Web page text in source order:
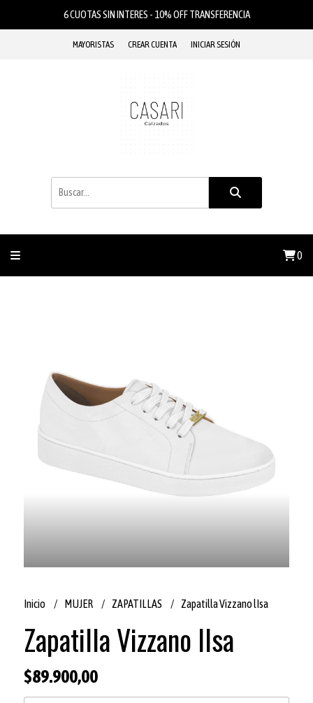
6 CUOTAS SIN INTERES - 10% OFF TRANSFERENCIA
MAYORISTAS CREAR CUENTA INICIAR SESIÓN
0
Inicio MUJER ZAPATILLAS Zapatilla Vizzano lIsa
Zapatilla Vizzano lIsa
$89.900,00